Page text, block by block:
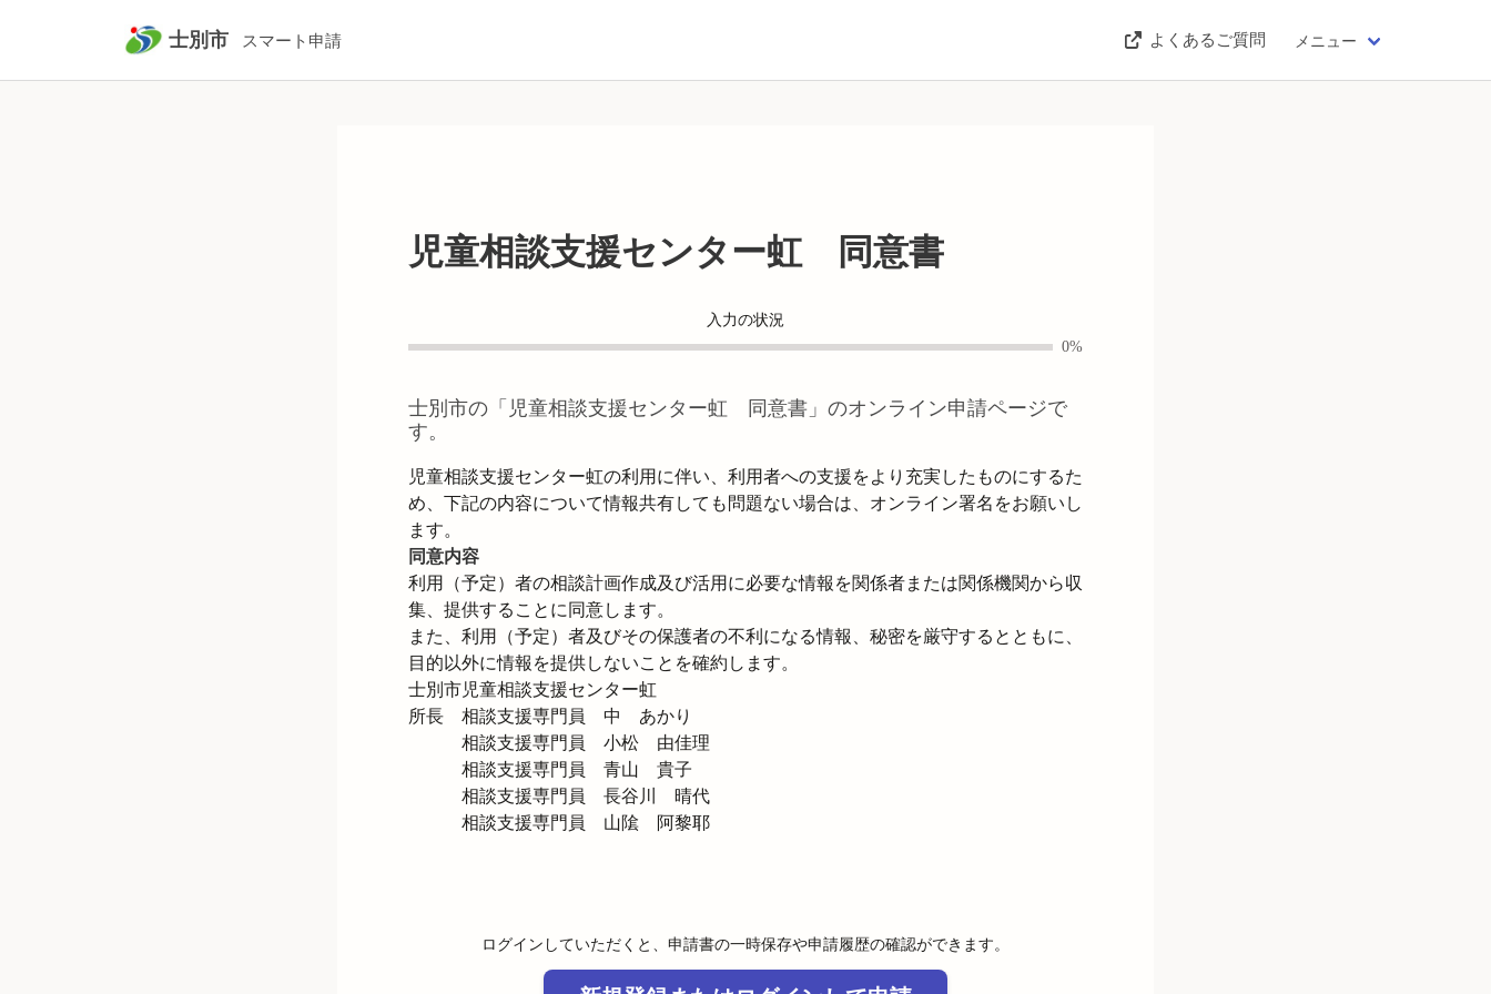
士別市 スマート申請 よくあるご質問 メニュー
児童相談支援センター虹 同意書
入力の状況
0%
士別市の「 児童相談支援センター虹 同意書 」のオンライン申請ページで
す。
児童相談支援センター虹の利用に伴い、利用者への支援をより充実したものにするた
め、下記の内容について情報共有しても問題ない場合は、オンライン署名をお願いし
ます。
同意内容
利用（予定）者の相談計画作成及び活用に必要な情報を関係者または関係機関から収
集、提供することに同意します。
また、利用（予定）者及びその保護者の不利になる情報、秘密を厳守するとともに、
目的以外に情報を提供しないことを確約します。
士別市児童相談支援センター虹
所長　相談支援専門員　中　あかり
相談支援専門員　小松　由佳理
相談支援専門員　青山　貴子
相談支援専門員　長谷川　晴代
相談支援専門員　山隂　阿黎耶
ログインしていただくと、申請書の一時保存や申請履歴の確認ができます。